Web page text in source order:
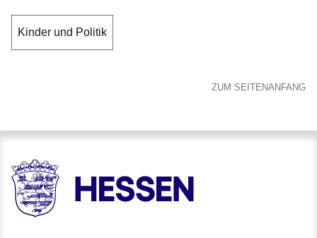
Kinder und Politik
ZUM SEITENANFANG
HESSEN - Hessische Landesregierung